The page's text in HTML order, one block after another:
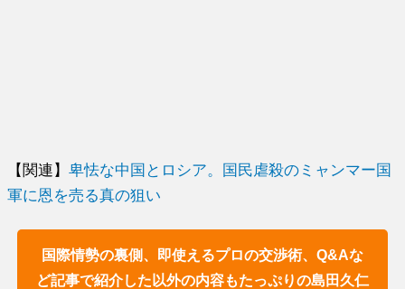
【関連】卑怯な中国とロシア。国民虐殺のミャンマー国
軍に恩を売る真の狙い
国際情勢の裏側、即使えるプロの交渉術、Q&Aな
ど記事で紹介した以外の内容もたっぷりの島田久仁